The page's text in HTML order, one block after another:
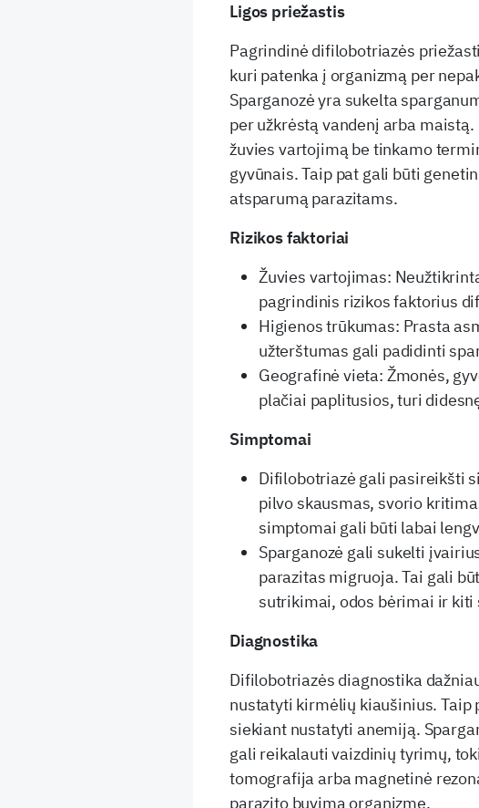
Ligos priežastis
Pagrindinė difilobotriazės
kuri patenka į organizmą per
Sparganozė yra sukelta
per užkrėstą vandenį arba
žuvies vartojimą be tinkamo
gyvūnais. Taip pat gali būti
atsparumą parazitams.
Rizikos faktoriai
Žuvies vartojimas:
pagrindinis rizikos faktorius
Higienos trūkumas: Prasta
užterštumas gali padidinti
Geografinė vieta: Žmonės,
plačiai paplitusios, turi
Simptomai
Difilobotriazė gali pasireikšti
pilvo skausmas, svorio
simptomai gali būti labai
Sparganozė gali sukelti
parazitas migruoja. Tai gali
sutrikimai, odos bėrimai ir
Diagnostika
Difilobotriazės diagnostika
nustatyti kirmėlių kiaušinius.
siekiant nustatyti anemiją.
gali reikalauti vaizdinių tyrimų,
tomografija arba magnetinė
parazito buvimą organizme.